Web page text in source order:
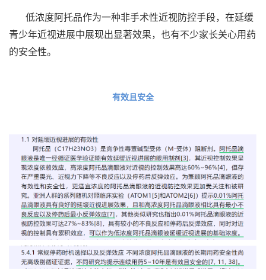
低浓度阿托品作为一种非手术性近视防控手段，在延缓
青少年近视进展中展现出显著效果，也有不少家长关心用药
的安全性。
有效且安全